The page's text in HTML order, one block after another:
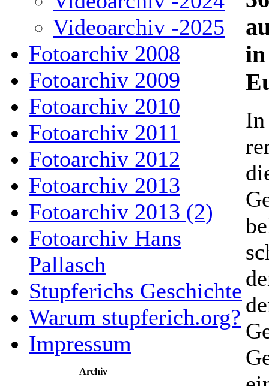
Videoarchiv -2025
Fotoarchiv 2008
Fotoarchiv 2009
Fotoarchiv 2010
Fotoarchiv 2011
Fotoarchiv 2012
Fotoarchiv 2013
Fotoarchiv 2013 (2)
Fotoarchiv Hans
Pallasch
Stupferichs Geschichte
Warum stupferich.org?
Impressum
Archiv
In